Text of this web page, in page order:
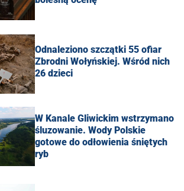
Odnaleziono szczątki 55 ofiar
Zbrodni Wołyńskiej. Wśród nich
26 dzieci
W Kanale Gliwickim wstrzymano
śluzowanie. Wody Polskie
gotowe do odłowienia śniętych
ryb